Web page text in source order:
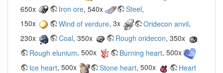
650x
Iron ore, 540x Steel,
150x
Wind of verdure, 3x Oridecon anvil,
230x
Coal, 350x Rough oridecon, 350x
Rough elunium, 500x Burning heart, 500x
Ice heart, 500x Stone heart, 500x
Heart